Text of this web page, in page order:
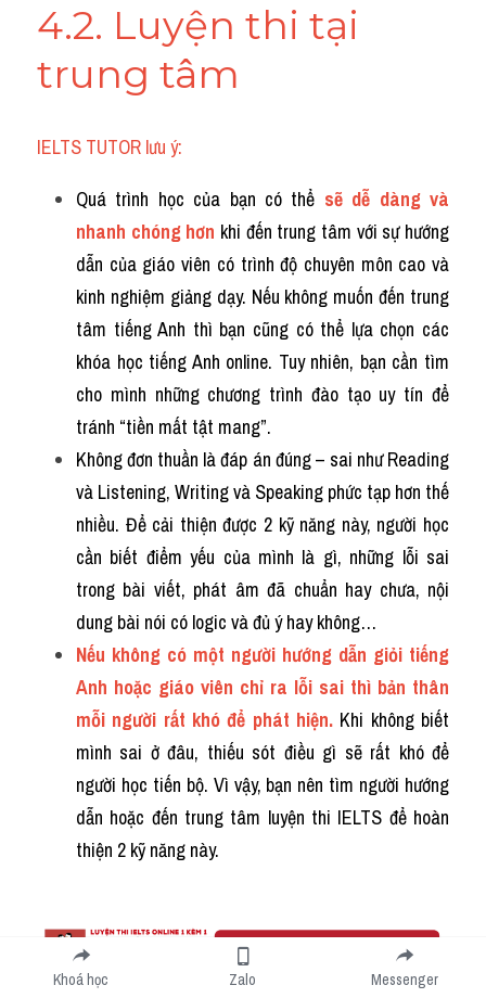
4.2. Luyện thi tại
trung tâm
IELTS TUTOR lưu ý:
Quá trình học của bạn có thể sẽ dễ dàng và
nhanh chóng hơn khi đến trung tâm với sự hướng
dẫn của giáo viên có trình độ chuyên môn cao và
kinh nghiệm giảng dạy. Nếu không muốn đến trung
tâm tiếng Anh thì bạn cũng có thể lựa chọn các
khóa học tiếng Anh online. Tuy nhiên, bạn cần tìm
cho mình những chương trình đào tạo uy tín để
tránh “tiền mất tật mang”.
Không đơn thuần là đáp án đúng – sai như Reading
và Listening, Writing và Speaking phức tạp hơn thế
nhiều. Để cải thiện được 2 kỹ năng này, người học
cần biết điểm yếu của mình là gì, những lỗi sai
trong bài viết, phát âm đã chuẩn hay chưa, nội
dung bài nói có logic và đủ ý hay không…
Nếu không có một người hướng dẫn giỏi tiếng
Anh hoặc giáo viên chỉ ra lỗi sai thì bản thân
mỗi người rất khó để phát hiện. Khi không biết
mình sai ở đâu, thiếu sót điều gì sẽ rất khó để
người học tiến bộ. Vì vậy, bạn nên tìm người hướng
dẫn hoặc đến trung tâm luyện thi IELTS để hoàn
thiện 2 kỹ năng này.
Khoá học Zalo Messenger